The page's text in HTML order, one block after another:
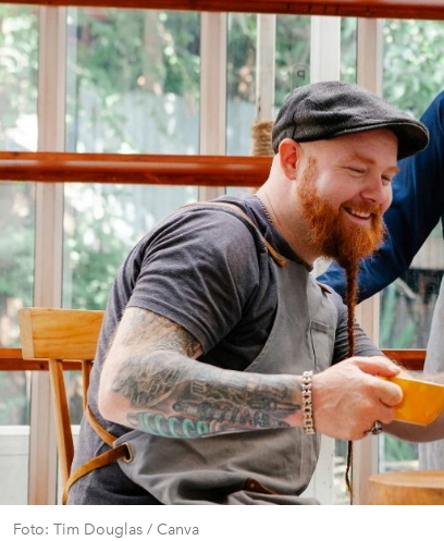
Foto: Tim Douglas / Canva